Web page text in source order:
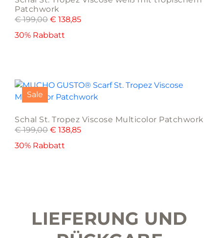
Patchwork
€199,00 € 138,85
30% Rabbatt
Sale
Schal St. Tropez Viscose Multicolor Patchwork
€199,00 € 138,85
30% Rabbatt
LIEFERUNG UND